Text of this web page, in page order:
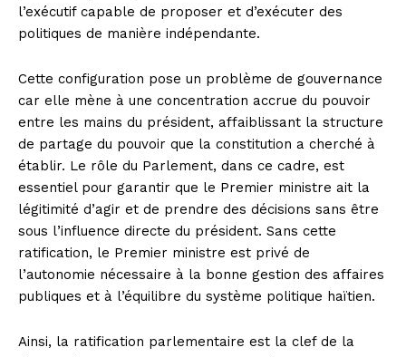
l’exécutif capable de proposer et d’exécuter des
politiques de manière indépendante.
Cette configuration pose un problème de gouvernance
car elle mène à une concentration accrue du pouvoir
entre les mains du président, affaiblissant la structure
de partage du pouvoir que la constitution a cherché à
établir. Le rôle du Parlement, dans ce cadre, est
essentiel pour garantir que le Premier ministre ait la
légitimité d’agir et de prendre des décisions sans être
sous l’influence directe du président. Sans cette
ratification, le Premier ministre est privé de
l’autonomie nécessaire à la bonne gestion des affaires
publiques et à l’équilibre du système politique haïtien.
Ainsi, la ratification parlementaire est la clef de la